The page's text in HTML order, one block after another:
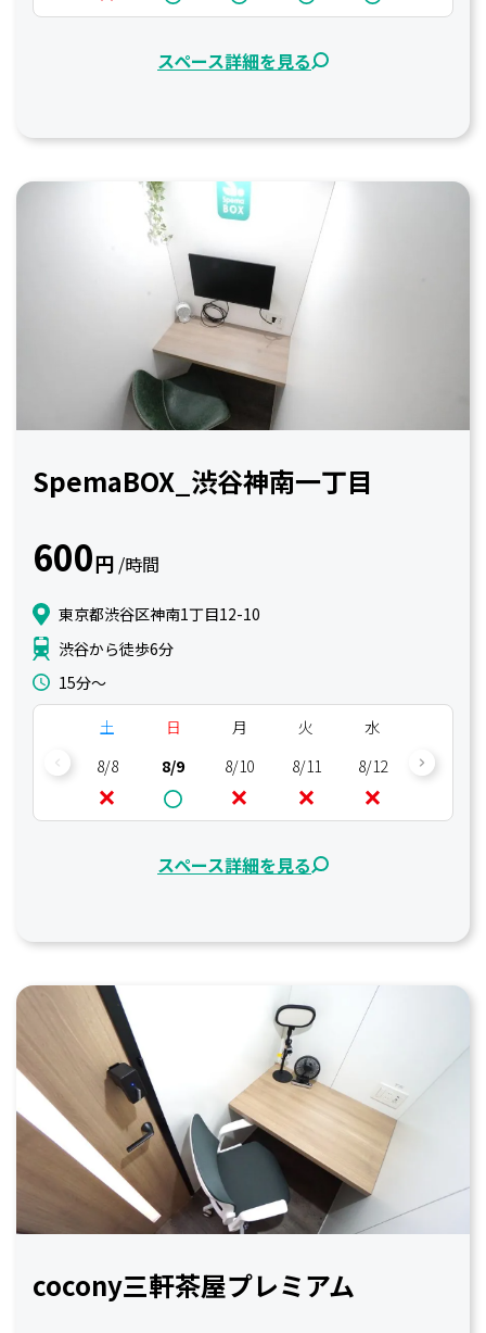
スペース詳細を見る
SpemaBOX_渋谷神南一丁目
600円 /時間
東京都渋谷区神南1丁目12-10
渋谷から徒歩6分
15分〜
土
8/8
日
8/9
月
8/10
火
8/11
水
8/12
8/13
スペース詳細を見る
cocony三軒茶屋プレミアム